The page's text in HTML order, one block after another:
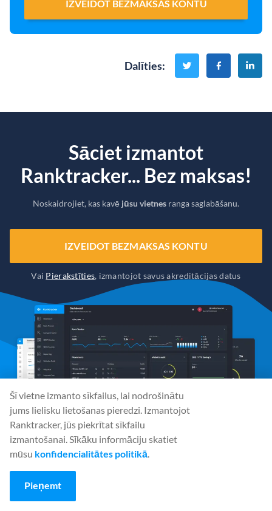
IZVEIDOT BEZMAKSAS KONTU
Dalīties:
Sāciet izmantot
Ranktracker... Bez maksas!
Noskaidrojiet, kas kavē jūsu vietnes ranga saglabāšanu.
IZVEIDOT BEZMAKSAS KONTU
Vai Pierakstīties, izmantojot savus akreditācijas datus
Sociālie plašsaziņas līdzekļi
Šī vietne izmanto sīkfailus, lai nodrošinātu
jums lielisku lietošanas pieredzi. Izmantojot
Ranktracker, jūs piekrītat sīkfailu
izmantošanai. Sīkāku informāciju skatiet
mūsu konfidencialitātes politikā.
Pieņemt